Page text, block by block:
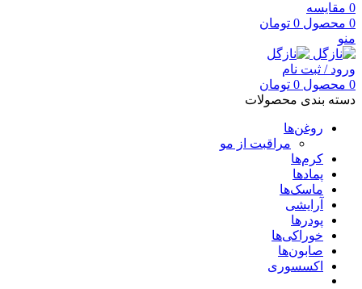
0 مقایسه
0 محصول 0 تومان
منو
ورود / ثبت نام
0 محصول 0 تومان
دسته بندی محصولات
روغن‌ها
مراقبت از مو
کرم‌ها
پمادها
ماسک‌ها
آرایشی
پودرها
خوراکی‌ها
صابون‌ها
اکسسوری